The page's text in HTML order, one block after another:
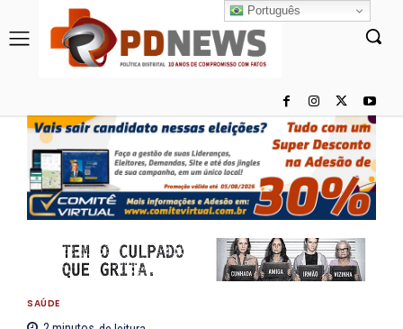
SAÚDE
Português